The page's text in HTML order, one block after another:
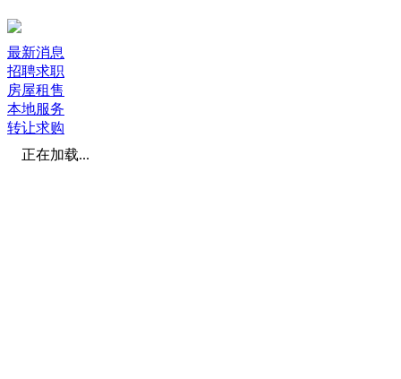
最新消息
招聘求职
房屋租售
本地服务
转让求购
正在加载...